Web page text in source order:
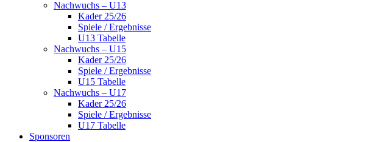
Nachwuchs – U13
Kader 25/26
Spiele / Ergebnisse
U13 Tabelle
Nachwuchs – U15
Kader 25/26
Spiele / Ergebnisse
U15 Tabelle
Nachwuchs – U17
Kader 25/26
Spiele / Ergebnisse
U17 Tabelle
Sponsoren